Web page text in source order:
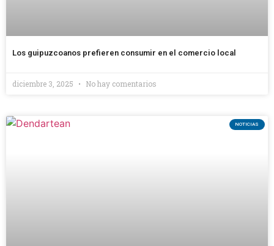
Los guipuzcoanos prefieren consumir en el comercio local
diciembre 3, 2025 No hay comentarios
NOTICIAS